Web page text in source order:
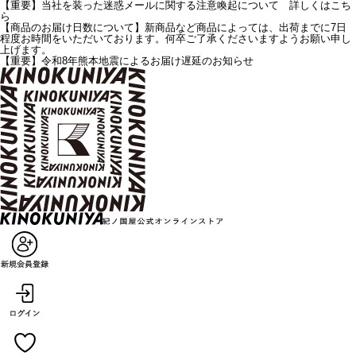
【重要】当社を装った迷惑メールに関する注意喚起について 詳しくはこち
ら
【商品のお届け日数について】新商品など商品によっては、出荷までに7日
程度お時間をいただいております。何卒ご了承くださいますようお願い申し
上げます。
【重要】令和8年熊本地震によるお届け遅延のお知らせ